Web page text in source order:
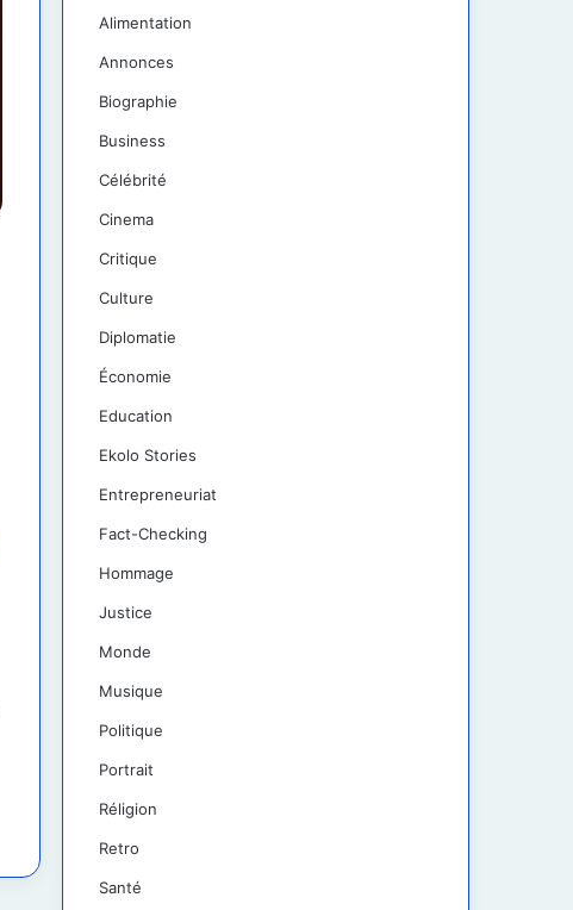
Alimentation
Annonces
Biographie
Business
Célébrité
Cinema
Critique
Culture
Diplomatie
Économie
Education
Ekolo Stories
Entrepreneuriat
Fact-Checking
Hommage
Justice
Monde
Musique
Politique
Portrait
Réligion
Retro
Santé